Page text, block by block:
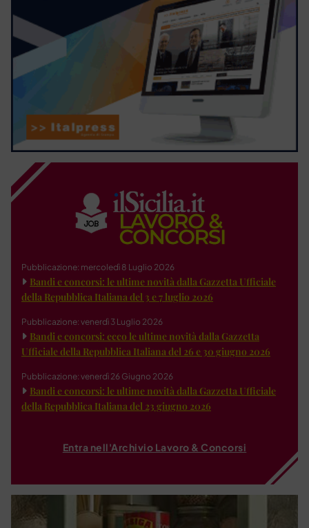
Pubblicazione: mercoledì 8 Luglio 2026
Bandi e concorsi: le ultime novità dalla Gazzetta Ufficiale
della Repubblica Italiana del 3 e 7 luglio 2026
Pubblicazione: venerdì 3 Luglio 2026
Bandi e concorsi: ecco le ultime novità dalla Gazzetta
Ufficiale della Repubblica Italiana del 26 e 30 giugno 2026
Pubblicazione: venerdì 26 Giugno 2026
Bandi e concorsi: le ultime novità dalla Gazzetta Ufficiale
della Repubblica Italiana del 23 giugno 2026
Entra nell'Archivio Lavoro & Concorsi